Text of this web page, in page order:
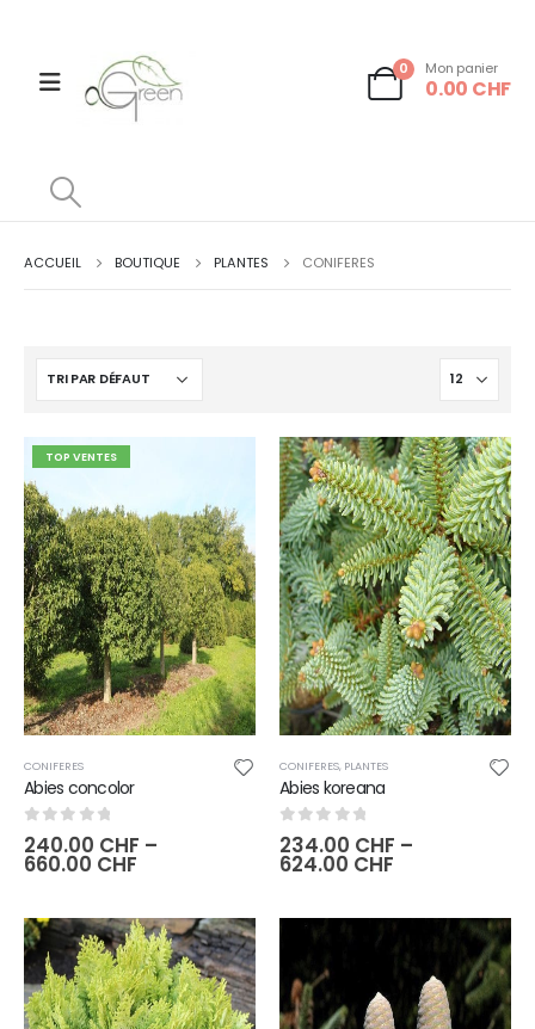
0 Mon panier
0.00 CHF
ACCUEIL BOUTIQUE PLANTES CONIFERES
TOP VENTES
CONIFERES
Abies concolor
0 sur 5
240.00 CHF –
660.00 CHF
CONIFERES, PLANTES
Abies koreana
0 sur 5
234.00 CHF –
624.00 CHF